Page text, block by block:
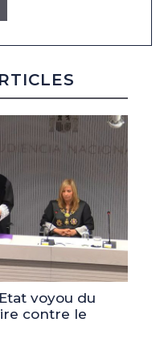
voyou du
contre le